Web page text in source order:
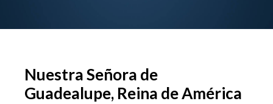
Nuestra Señora de
Guadealupe, Reina de América